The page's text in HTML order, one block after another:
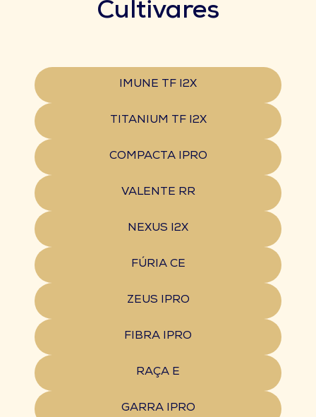
Cultivares
IMUNE TF I2X
TITANIUM TF I2X
COMPACTA IPRO
VALENTE RR
NEXUS I2X
FÚRIA CE
ZEUS IPRO
FIBRA IPRO
RAÇA E
GARRA IPRO